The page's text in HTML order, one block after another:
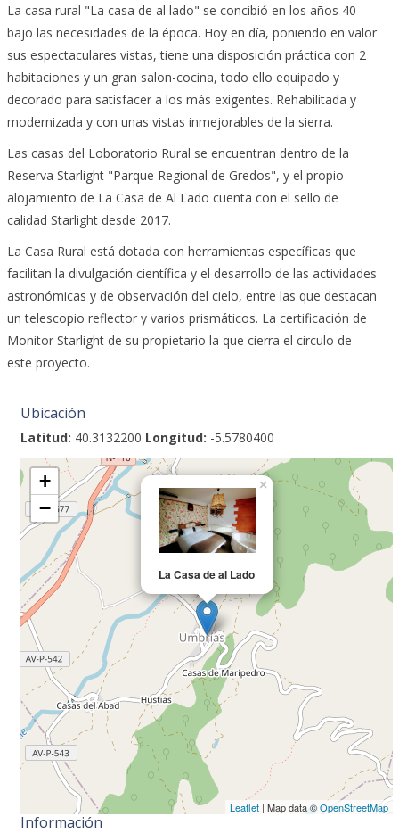
La casa rural "La casa de al lado" se concibió en los años 40
bajo las necesidades de la época. Hoy en día, poniendo en valor
sus espectaculares vistas, tiene una disposición práctica con 2
habitaciones y un gran salon-cocina, todo ello equipado y
decorado para satisfacer a los más exigentes. Rehabilitada y
modernizada y con unas vistas inmejorables de la sierra.
Las casas del Loboratorio Rural se encuentran dentro de la
Reserva Starlight "Parque Regional de Gredos", y el propio
alojamiento de La Casa de Al Lado cuenta con el sello de
calidad Starlight desde 2017.
La Casa Rural está dotada con herramientas específicas que
facilitan la divulgación científica y el desarrollo de las actividades
astronómicas y de observación del cielo, entre las que destacan
un telescopio reflector y varios prismáticos. La certificación de
Monitor Starlight de su propietario la que cierra el circulo de
este proyecto.
Ubicación
Latitud: 40.3132200 Longitud: -5.5780400
La Casa de al Lado
×
+
−
Leaflet| Map data ©OpenStreetMap
Información